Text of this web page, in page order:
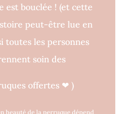
est bouclée ! (et cette
peut-être lue en
toutes les personnes
soin des
offertes ❤)
beauté de la perruque dépend